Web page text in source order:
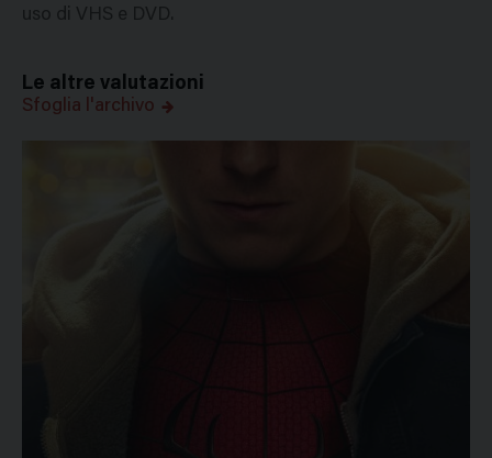
uso di VHS e DVD.
Le altre valutazioni
Sfoglia l'archivo